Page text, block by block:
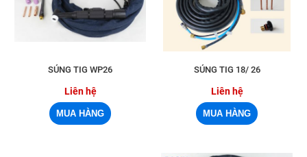
SÚNG TIG WP26
Liên hệ
SÚNG TIG 18/ 26
Liên hệ